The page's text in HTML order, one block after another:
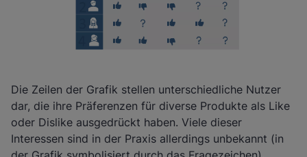
Die Zeilen der Grafik stellen unterschiedliche Nutzer
dar, die ihre Präferenzen für diverse Produkte als Like
oder Dislike ausgedrückt haben. Viele dieser
Interessen sind in der Praxis allerdings unbekannt (in